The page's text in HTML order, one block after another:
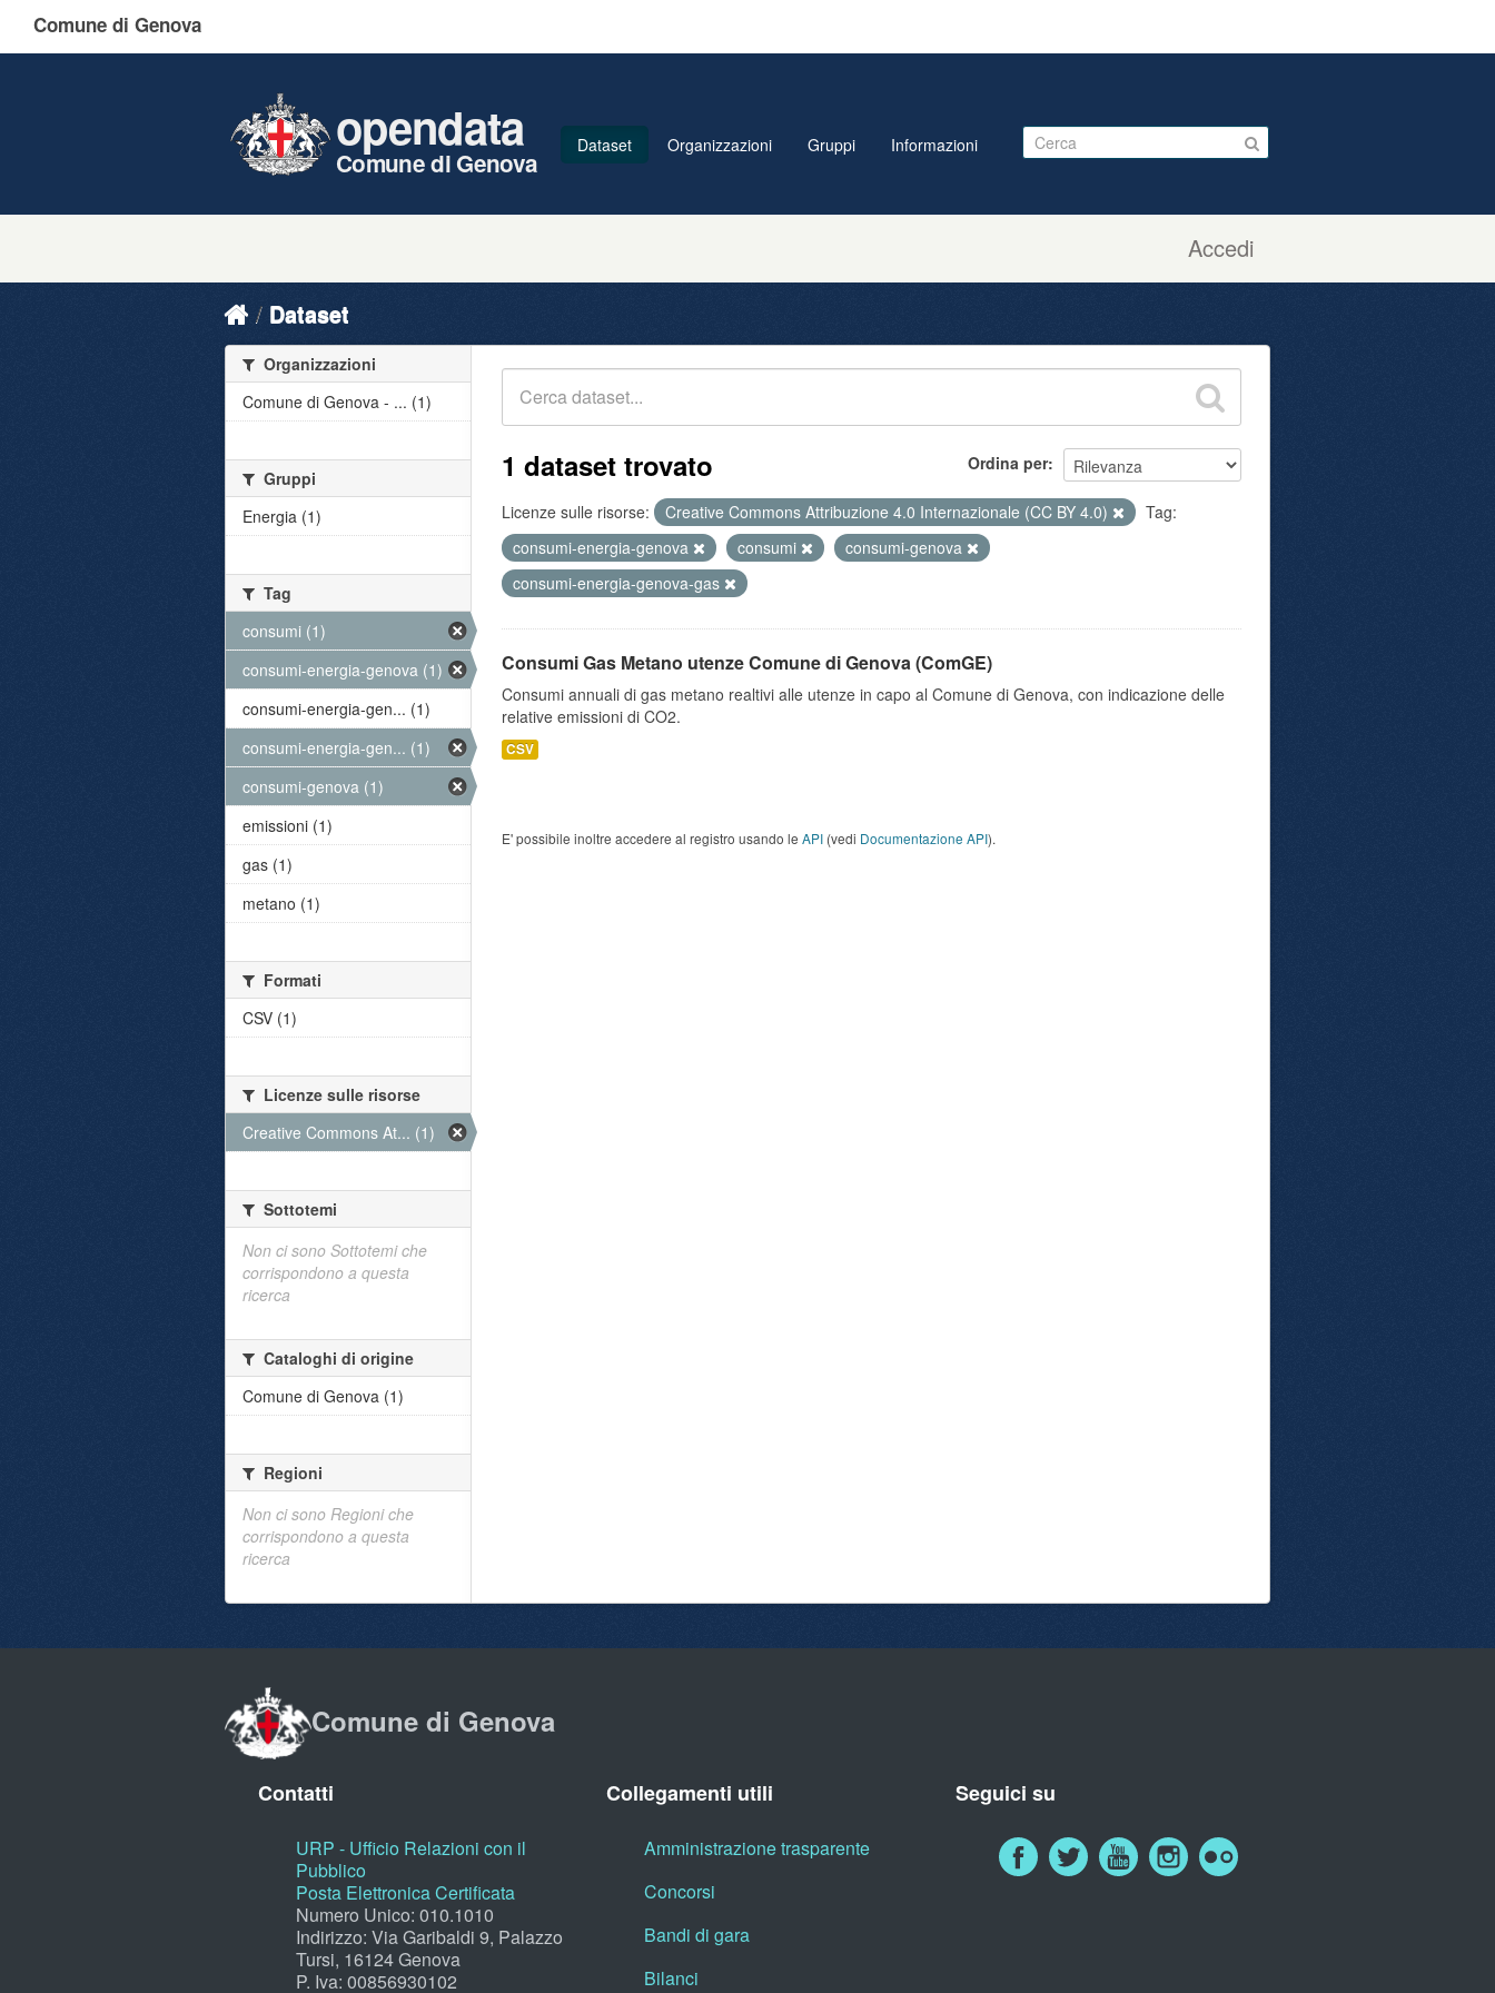
Comune di Genova
Accedi
opendata
Comune di Genova
Dataset Organizzazioni Gruppi Informazioni
Dataset
Ordina per
1 dataset trovato
Licenze sulle risorse: Creative Commons Attribuzione 4.0 Internazionale (CC BY 4.0)
Tag:
consumi-energia-genova
consumi
consumi-genova
consumi-energia-genova-gas
Consumi Gas Metano utenze Comune di Genova (ComGE)
Consumi annuali di gas metano realtivi alle utenze in capo al Comune di Genova, con indicazione delle
relative emissioni di CO2.
CSV
E' possibile inoltre accedere al registro usando le API (vedi Documentazione API).
Organizzazioni
Comune di Genova - ... (1)
Gruppi
Energia (1)
Tag
consumi (1)
consumi-energia-genova (1)
consumi-energia-gen... (1)
consumi-energia-gen... (1)
consumi-genova (1)
emissioni (1)
gas (1)
metano (1)
Formati
CSV (1)
Licenze sulle risorse
Creative Commons At... (1)
Sottotemi
Non ci sono Sottotemi che
corrispondono a questa
ricerca
Cataloghi di origine
Comune di Genova (1)
Regioni
Non ci sono Regioni che
corrispondono a questa
ricerca
Comune di Genova
Contatti
URP - Ufficio Relazioni con il
Pubblico
Posta Elettronica Certificata
Numero Unico: 010.1010
Indirizzo: Via Garibaldi 9, Palazzo
Tursi, 16124 Genova
P. Iva: 00856930102
Collegamenti utili
Amministrazione trasparente
Concorsi
Bandi di gara
Bilanci
Seguici su